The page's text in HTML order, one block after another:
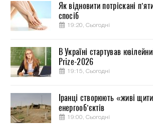
Як відновити потріскані
спосіб
19:20, Сьогодні
В Україні стартував
Prize-2026
19:15, Сьогодні
Іранці створюють «живі
енергооб’єктів
19:00, Сьогодні